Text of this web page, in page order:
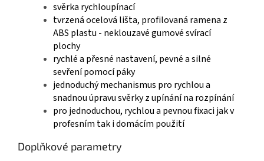
svěrka rychloupínací
tvrzená ocelová lišta, profilovaná ramena z
ABS plastu - neklouzavé gumové svírací
plochy
rychlé a přesné nastavení, pevné a silné
sevření pomocí páky
jednoduchý mechanismus pro rychlou a
snadnou úpravu svěrky z upínání na rozpínání
pro jednoduchou, rychlou a pevnou fixaci jak v
profesním tak i domácím použití
Doplňkové parametry